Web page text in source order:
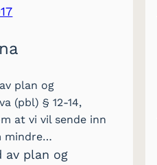
plan og
(pbl) § 12-14,
at vi vil sende inn
mindre…
av plan og